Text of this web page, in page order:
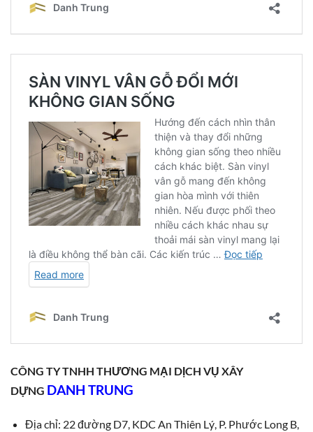
CÔNG TY TNHH THƯƠNG MẠI DỊCH VỤ XÂY
DỰNG DANH TRUNG
Địa chỉ: 22 đường D7, KDC An Thiên Lý, P. Phước Long B,